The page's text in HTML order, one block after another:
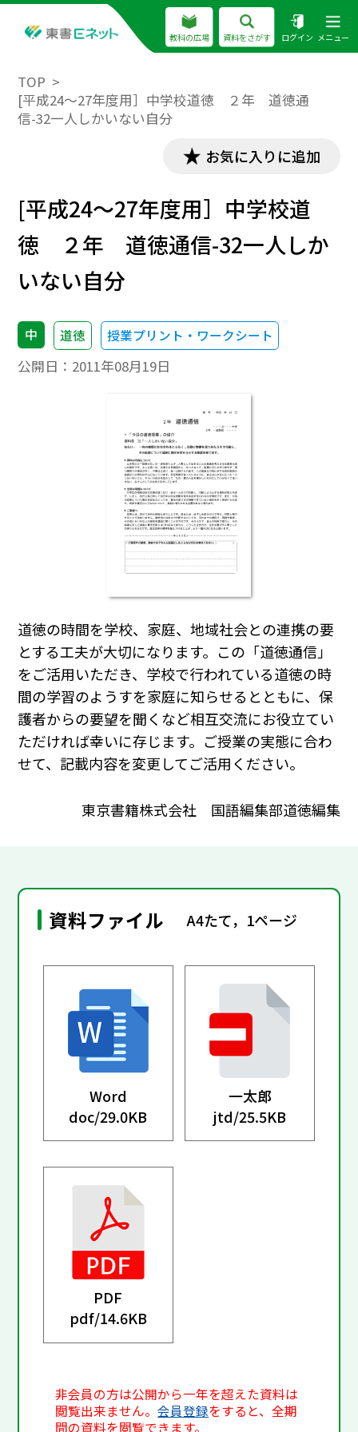
教科の広場 資料をさがす ログイン メニュー
TOP
[平成24～27年度用］中学校道徳 ２年 道徳通
信-32一人しかいない自分
お気に入りに追加
[平成24～27年度用］中学校道
徳 ２年 道徳通信-32一人しか
いない自分
中 道徳 授業プリント・ワークシート
公開日： 2011年08月19日
道徳の時間を学校、家庭、地域社会との連携の要
とする工夫が大切になります。この「道徳通信」
をご活用いただき、学校で行われている道徳の時
間の学習のようすを家庭に知らせるとともに、保
護者からの要望を聞くなど相互交流にお役立てい
ただければ幸いに存じます。ご授業の実態に合わ
せて、記載内容を変更してご活用ください。
東京書籍株式会社 国語編集部道徳編集
資料ファイル A4たて，1ページ
Word
doc/29.0KB
一太郎
jtd/25.5KB
PDF
pdf/14.6KB
非会員の方は公開から一年を超えた資料は
閲覧出来ません。会員登録をすると、全期
間の資料を閲覧できます。